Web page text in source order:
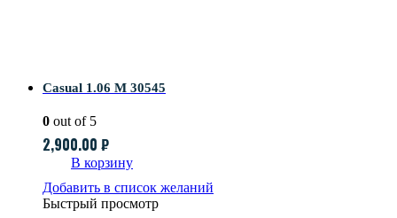
Casual 1.06 M 30545
0 out of 5
2,900.00 ₽
В корзину
Добавить в список желаний
Быстрый просмотр